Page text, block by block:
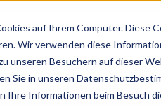
auf Ihrem Computer. Diese
Wir verwenden diese
unseren Besuchern auf dieser
Sie in unseren
Ihre Informationen beim Besuch